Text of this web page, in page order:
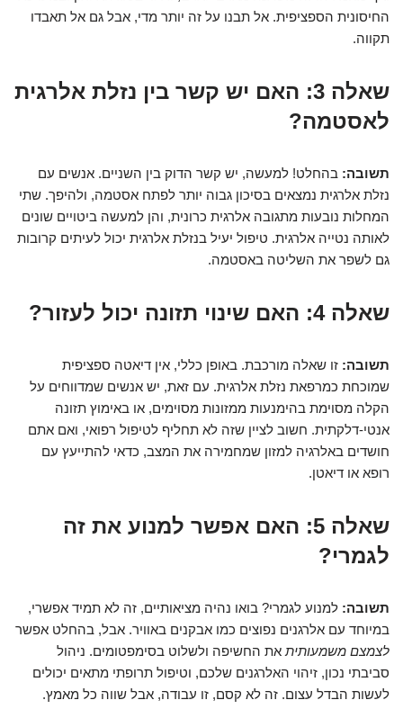
החיסונית הספציפית. אל תבנו על זה יותר מדי, אבל גם אל תאבדו
תקווה.
שאלה 3: האם יש קשר בין נזלת אלרגית
לאסטמה?
תשובה: בהחלט! למעשה, יש קשר הדוק בין השניים. אנשים עם
נזלת אלרגית נמצאים בסיכון גבוה יותר לפתח אסטמה, ולהיפך. שתי
המחלות נובעות מתגובה אלרגית כרונית, והן למעשה ביטויים שונים
לאותה נטייה אלרגית. טיפול יעיל בנזלת אלרגית יכול לעיתים קרובות
גם לשפר את השליטה באסטמה.
שאלה 4: האם שינוי תזונה יכול לעזור?
תשובה: זו שאלה מורכבת. באופן כללי, אין דיאטה ספציפית
שמוכחת כמרפאת נזלת אלרגית. עם זאת, יש אנשים שמדווחים על
הקלה מסוימת בהימנעות ממזונות מסוימים, או באימוץ תזונה
אנטי-דלקתית. חשוב לציין שזה לא תחליף לטיפול רפואי, ואם אתם
חושדים באלרגיה למזון שמחמירה את המצב, כדאי להתייעץ עם
רופא או דיאטן.
שאלה 5: האם אפשר למנוע את זה
לגמרי?
תשובה: למנוע לגמרי? בואו נהיה מציאותיים, זה לא תמיד אפשרי,
במיוחד עם אלרגנים נפוצים כמו אבקנים באוויר. אבל, בהחלט אפשר
לצמצם משמעותית את החשיפה ולשלוט בסימפטומים. ניהול
סביבתי נכון, זיהוי האלרגנים שלכם, וטיפול תרופתי מתאים יכולים
לעשות הבדל עצום. זה לא קסם, זו עבודה, אבל שווה כל מאמץ.